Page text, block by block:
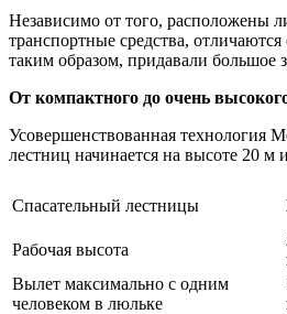
Независимо от того, расположены
транспортные средства,
таким образом, придавали большое
От компактного до очень
Усовершенствованная технология
лестниц начинается на высоте 20
Cпасательный лестницы
Рабочая высота
Вылет максимально с одним
человеком в люльке